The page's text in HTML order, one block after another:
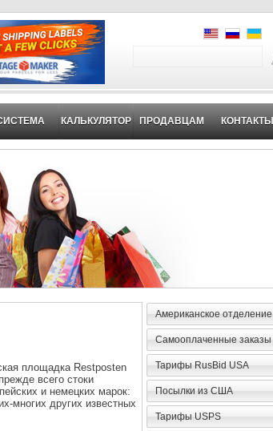
КАЛЬКУЛЯТОР ПРОДАВЦАМ КОНТАКТЫ
площадка Restposten
всего стоки
и немецких марок:
многих других известных
Американское отделение
Самооплаченные заказы
Тарифы RusBid USA
Посылки из США
Тарифы USPS